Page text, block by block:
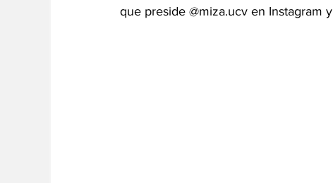
que preside @miza.ucv en Instagram